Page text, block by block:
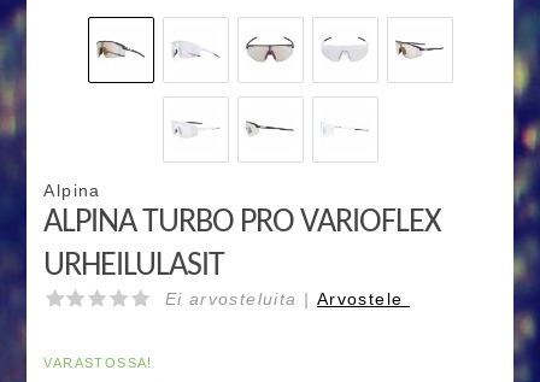
Alpina
ALPINA TURBO PRO VARIOFLEX
URHEILULASIT
Ei arvosteluita | Arvostele
VARASTOSSA!